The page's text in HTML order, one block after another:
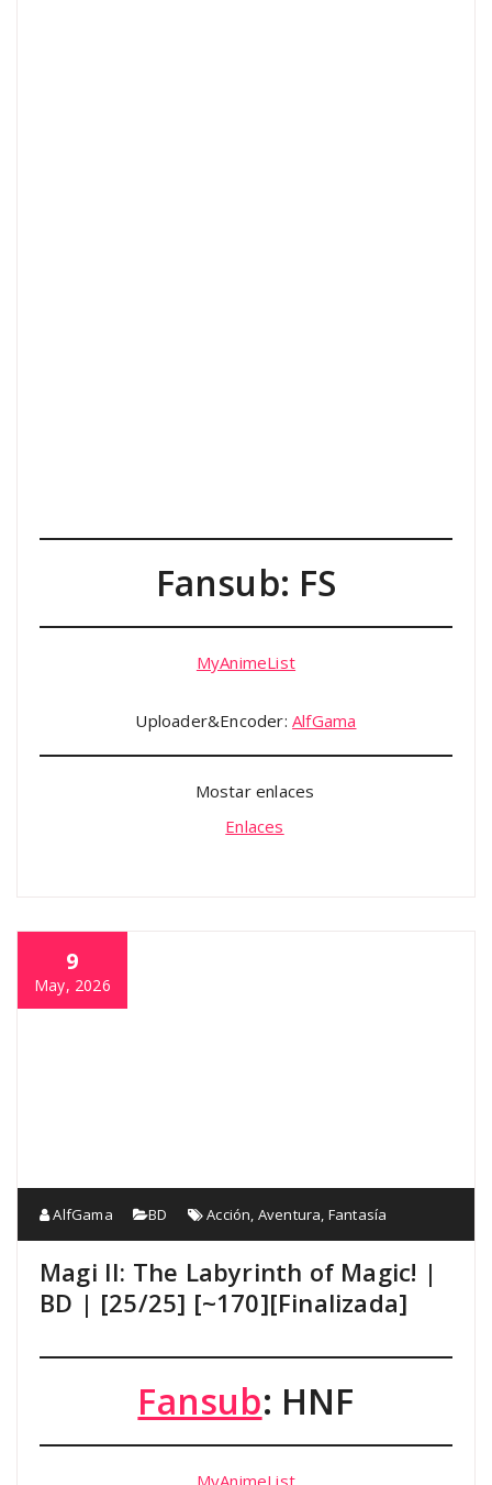
Fansub: FS
MyAnimeList
Uploader&Encoder:AlfGama
Mostar enlaces
Enlaces
9
May, 2026
AlfGama BD Acción, Aventura, Fantasía
Magi II: The Labyrinth of Magic! |
BD | [25/25] [~170][Finalizada]
Fansub: HNF